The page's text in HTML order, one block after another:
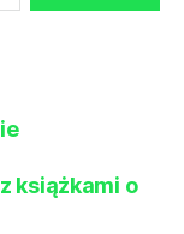
książkami o